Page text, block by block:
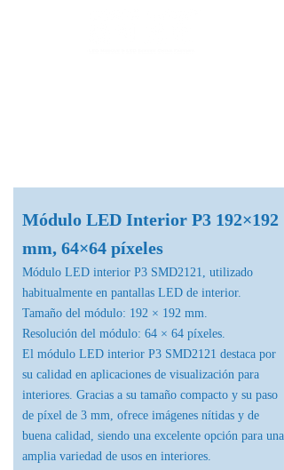
Módulo LED Interior P3 192×192
mm, 64×64 píxeles
Módulo LED interior P3 SMD2121, utilizado
habitualmente en pantallas LED de interior.
Tamaño del módulo: 192 × 192 mm.
Resolución del módulo: 64 × 64 píxeles.
El módulo LED interior P3 SMD2121 destaca por
su calidad en aplicaciones de visualización para
interiores. Gracias a su tamaño compacto y su paso
de píxel de 3 mm, ofrece imágenes nítidas y de
buena calidad, siendo una excelente opción para una
amplia variedad de usos en interiores.